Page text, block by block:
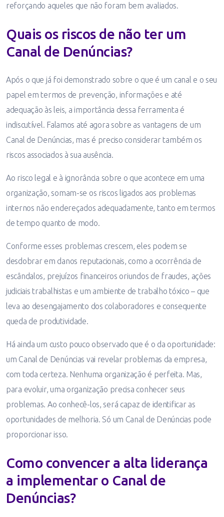
reforçando aqueles que não foram bem avaliados.
Quais os riscos de não ter um
Canal de Denúncias?
Após o que já foi demonstrado sobre o que é um canal e o seu
papel em termos de prevenção, informações e até
adequação às leis, a importância dessa ferramenta é
indiscutível. Falamos até agora sobre as vantagens de um
Canal de Denúncias, mas é preciso considerar também os
riscos associados à sua ausência.
Ao risco legal e à ignorância sobre o que acontece em uma
organização, somam-se os riscos ligados aos problemas
internos não endereçados adequadamente, tanto em termos
de tempo quanto de modo.
Conforme esses problemas crescem, eles podem se
desdobrar em danos reputacionais, como a ocorrência de
escândalos, prejuízos financeiros oriundos de fraudes, ações
judiciais trabalhistas e um ambiente de trabalho tóxico – que
leva ao desengajamento dos colaboradores e consequente
queda de produtividade.
Há ainda um custo pouco observado que é o da oportunidade:
um Canal de Denúncias vai revelar problemas da empresa,
com toda certeza. Nenhuma organização é perfeita. Mas,
para evoluir, uma organização precisa conhecer seus
problemas. Ao conhecê-los, será capaz de identificar as
oportunidades de melhoria. Só um Canal de Denúncias pode
proporcionar isso.
Como convencer a alta liderança
a implementar o Canal de
Denúncias?